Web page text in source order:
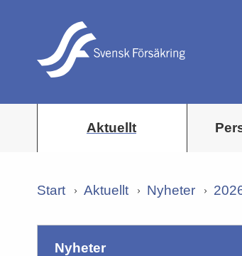
Aktuellt
Start Aktuellt Nyheter
nyheter